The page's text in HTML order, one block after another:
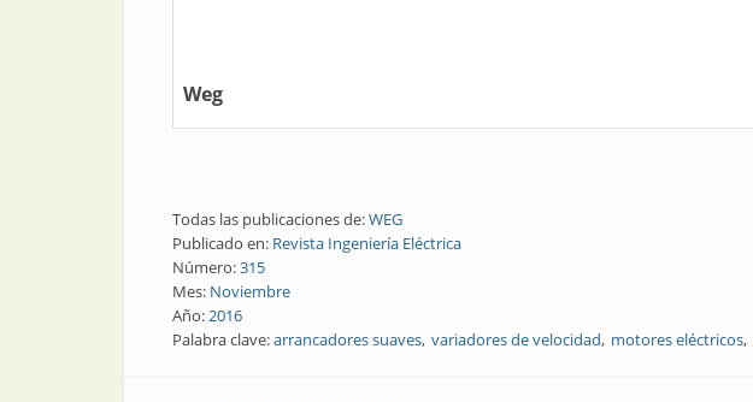
Weg
Todas las publicaciones de:WEG
Publicado en: Revista Ingeniería Eléctrica
Número:315
Mes: Noviembre
Año:2016
Palabra clave:arrancadores suaves variadores de velocidad motores eléctricos